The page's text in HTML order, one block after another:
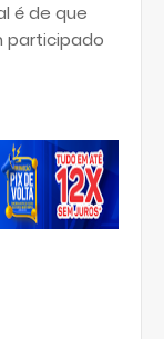
é de que
participado